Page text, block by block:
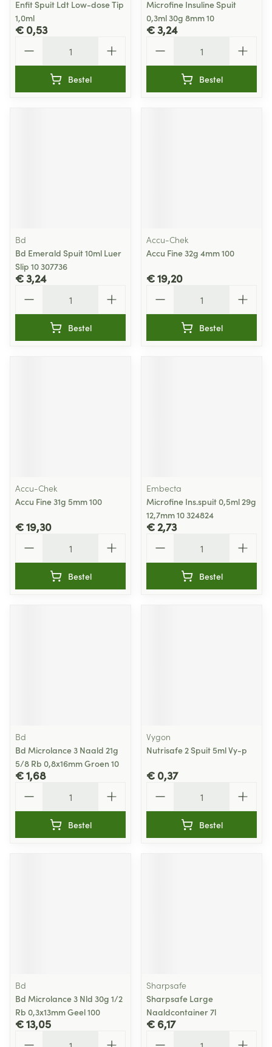
Enfit Spuit Ldt Low-dose Tip
1,0ml
€ 0,53
Bestel
Microfine Insuline Spuit
0,3ml 30g 8mm 10
€ 3,24
Bestel
Bd
Bd Emerald Spuit 10ml Luer
Slip 10 307736
€ 3,24
Bestel
Accu-Chek
Accu Fine 32g 4mm 100
€ 19,20
Bestel
Accu-Chek
Accu Fine 31g 5mm 100
€ 19,30
Bestel
Embecta
Microfine Ins.spuit 0,5ml 29g
12,7mm 10 324824
€ 2,73
Bestel
Bd
Bd Microlance 3 Naald 21g
5/8 Rb 0,8x16mm Groen 10
€ 1,68
Bestel
Vygon
Nutrisafe 2 Spuit 5ml Vy-p
€ 0,37
Bestel
Bd
Bd Microlance 3 Nld 30g 1/2
Rb 0,3x13mm Geel 100
€ 13,05
Sharpsafe
Sharpsafe Large
Naaldcontainer 7l
€ 6,17